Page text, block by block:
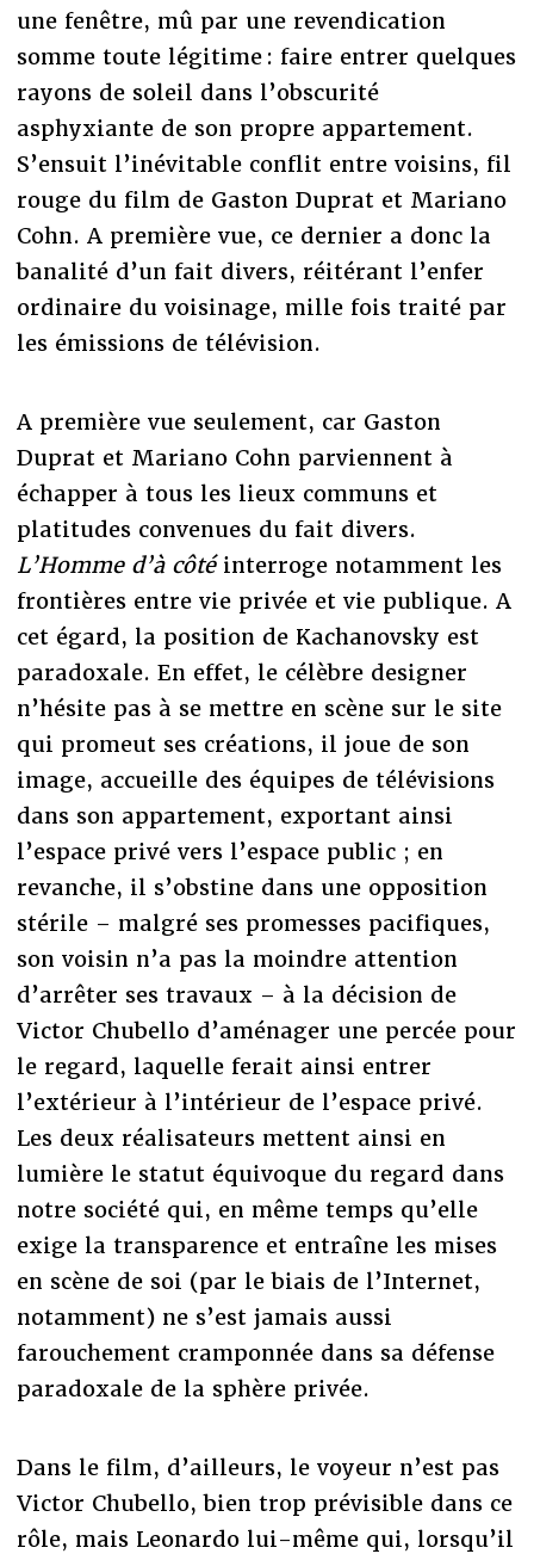
une fenêtre, mû par une revendication
somme toute légitime : faire entrer quelques
rayons de soleil dans l’obscurité
asphyxiante de son propre appartement.
S’ensuit l’inévitable conflit entre voisins, fil
rouge du film de Gaston Duprat et Mariano
Cohn. A première vue, ce dernier a donc la
banalité d’un fait divers, réitérant l’enfer
ordinaire du voisinage, mille fois traité par
les émissions de télévision.
A première vue seulement, car Gaston
Duprat et Mariano Cohn parviennent à
échapper à tous les lieux communs et
platitudes convenues du fait divers.
L’Homme d’à côté interroge notamment les
frontières entre vie privée et vie publique. A
cet égard, la position de Kachanovsky est
paradoxale. En effet, le célèbre designer
n’hésite pas à se mettre en scène sur le site
qui promeut ses créations, il joue de son
image, accueille des équipes de télévisions
dans son appartement, exportant ainsi
l’espace privé vers l’espace public ; en
revanche, il s’obstine dans une opposition
stérile – malgré ses promesses pacifiques,
son voisin n’a pas la moindre attention
d’arrêter ses travaux – à la décision de
Victor Chubello d’aménager une percée pour
le regard, laquelle ferait ainsi entrer
l’extérieur à l’intérieur de l’espace privé.
Les deux réalisateurs mettent ainsi en
lumière le statut équivoque du regard dans
notre société qui, en même temps qu’elle
exige la transparence et entraîne les mises
en scène de soi (par le biais de l’Internet,
notamment) ne s’est jamais aussi
farouchement cramponnée dans sa défense
paradoxale de la sphère privée.
Dans le film, d’ailleurs, le voyeur n’est pas
Victor Chubello, bien trop prévisible dans ce
rôle, mais Leonardo lui-même qui, lorsqu’il